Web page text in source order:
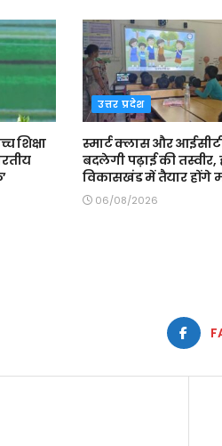
शिक्षा
उत्तर प्रदेश
स्मार्ट क्लास और
बदलेगी पढ़ाई की तस्वीर,
विकासखंड में तैयार होंगे
06/08/2026